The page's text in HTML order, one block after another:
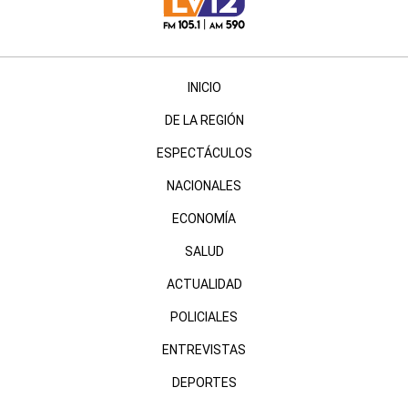
INICIO
DE LA REGIÓN
ESPECTÁCULOS
NACIONALES
ECONOMÍA
SALUD
ACTUALIDAD
POLICIALES
ENTREVISTAS
DEPORTES